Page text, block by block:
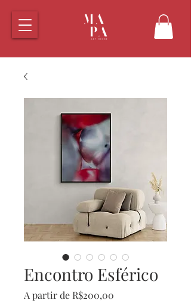
Encontro Esférico
A partir de R$200,00